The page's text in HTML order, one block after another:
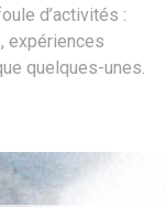
d’activités :
expériences
quelques-unes.